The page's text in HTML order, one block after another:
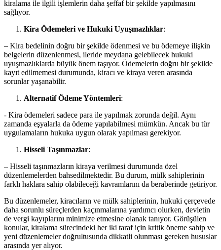
kiralama ile ilgili‍ işlemlerin daha şeffaf bir ‍şekilde yapılmasını
sağlıyor.
Kira Ödemeleri ve Hukuki Uyuşmazlıklar:
– Kira bedelinin⁤ doğru ⁤bir şekilde ⁤ödenmesi ve bu ödemeye ilişkin
belgelerin düzenlenmesi, ⁢ileride meydana gelebilecek hukuki
uyuşmazlıklarda büyük​ önem taşıyor. Ödemelerin doğru bir şekilde
kayıt edilmemesi durumunda, kiracı ve kiraya veren arasında
sorunlar yaşanabilir.
Alternatif Ödeme Yöntemleri:
-​ Kira⁢ ödemeleri sadece para​ ile yapılmak zorunda değil. Aynı
zamanda ⁣eşyalarla ⁤da ödeme yapılabilmesi mümkün. Ancak ⁣bu tür
uygulamaların hukuka uygun olarak yapılması gerekiyor.
Hisseli Taşınmazlar:
– Hisseli ⁤taşınmazların ⁢kiraya verilmesi durumunda özel
düzenlemelerden ⁤bahsedilmektedir. Bu durum, mülk sahiplerinin
farklı ​haklara ⁤sahip olabileceği kavramlarını da beraberinde getiriyor.
Bu düzenlemeler, kiracıların ve mülk sahiplerinin, ⁢hukuki çerçevede
⁣daha⁣ sorunlu​ süreçlerden kaçınmalarına yardımcı olurken, devletin
de vergi kayıplarını⁤ minimize etmesine ⁣olanak tanıyor. Görüşülen ​
konular, kiralama sürecindeki her iki taraf için kritik öneme sahip⁣ ve
yeni düzenlemeler doğrultusunda⁢ dikkatli olunması gereken⁣ hususlar
arasında ⁢yer alıyor. ‌